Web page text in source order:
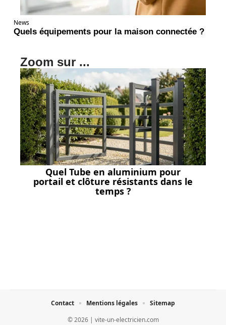
News
Quels équipements pour la maison connectée ?
Zoom sur ...
Quel Tube en aluminium pour
portail et clôture résistants dans le
temps ?
© 2026 | vite-un-electricien.com
Contact Mentions légales Sitemap